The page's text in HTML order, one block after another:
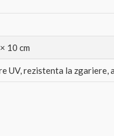
10 cm
UV, rezistenta la zgariere,